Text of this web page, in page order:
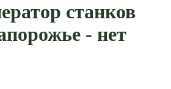
станков
- нет